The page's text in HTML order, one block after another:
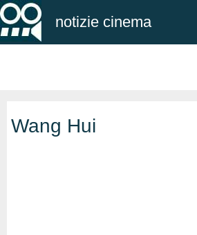
notizie cinema
Wang Hui